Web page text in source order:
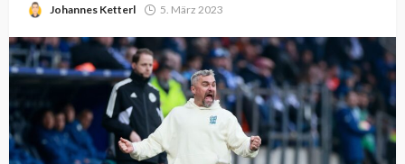
Johannes Ketterl 5. März 2023